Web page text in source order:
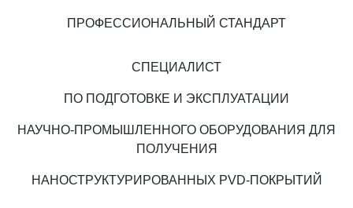
ПРОФЕССИОНАЛЬНЫЙ СТАНДАРТ
СПЕЦИАЛИСТ
ПО ПОДГОТОВКЕ И ЭКСПЛУАТАЦИИ
НАУЧНО-ПРОМЫШЛЕННОГО ОБОРУДОВАНИЯ ДЛЯ
ПОЛУЧЕНИЯ
НАНОСТРУКТУРИРОВАННЫХ PVD-ПОКРЫТИЙ